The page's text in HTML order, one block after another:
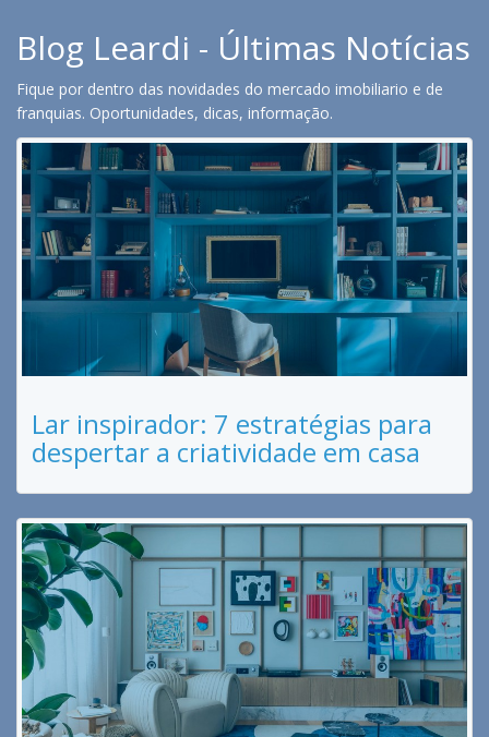
Blog Leardi - Últimas Notícias
Fique por dentro das novidades do mercado imobiliario e de
franquias. Oportunidades, dicas, informação.
Lar inspirador: 7 estratégias para
despertar a criatividade em casa